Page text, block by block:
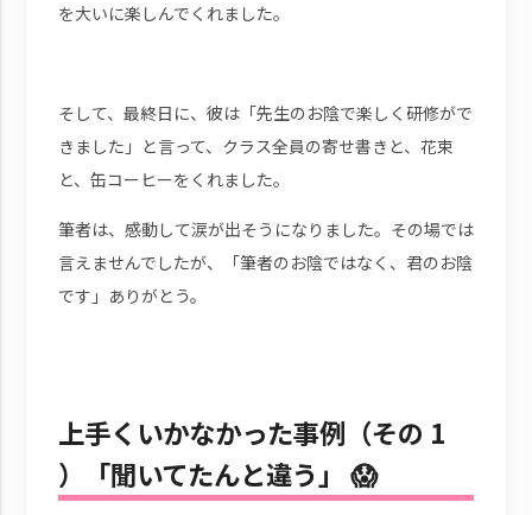
を大いに楽しんでくれました。
そして、最終日に、彼は「先生のお陰で楽しく研修がで
きました」と言って、クラス全員の寄せ書きと、花束
と、缶コーヒーをくれました。
筆者は、感動して涙が出そうになりました。その場では
言えませんでしたが、「筆者のお陰ではなく、君のお陰
です」ありがとう。
上手くいかなかった事例（その 1
）「聞いてたんと違う」 😱